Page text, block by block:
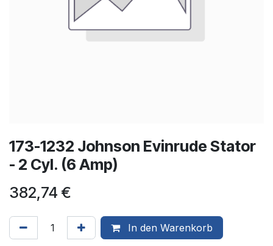
173-1232 Johnson Evinrude Stator
- 2 Cyl. (6 Amp)
382,74 €
In den Warenkorb